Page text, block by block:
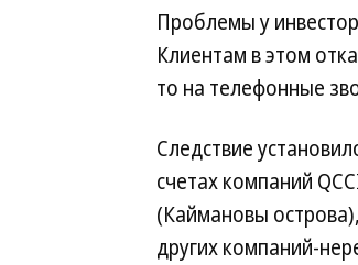
Проблемы у
Клиентам в этом
то на телефонные
Следствие
счетах компаний
(Каймановы
других компаний-